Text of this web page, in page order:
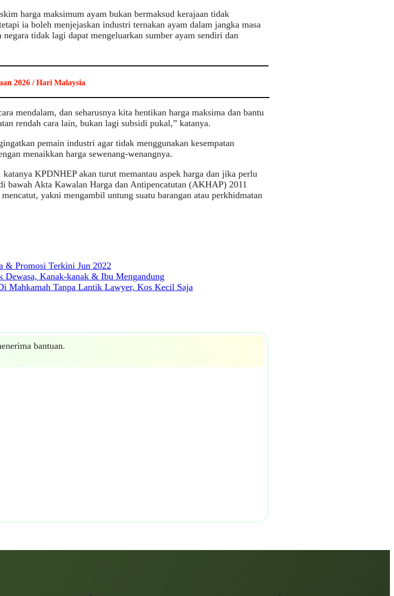
harga maksimum ayam bukan bermaksud kerajaan tidak
ia boleh menjejaskan industri ternakan ayam dalam jangka masa
negara tidak lagi dapat mengeluarkan sumber ayam sendiri dan
2026 / Hari Malaysia
mendalam, dan seharusnya kita hentikan harga maksima dan bantu
rendah cara lain, bukan lagi subsidi pukal,” katanya.
pemain industri agar tidak menggunakan kesempatan
menaikkan harga sewenang-wenangnya.
KPDNHEP akan turut memantau aspek harga dan jika perlu
bawah Akta Kawalan Harga dan Antipencatutan (AKHAP) 2011
yakni mengambil untung suatu barangan atau perkhidmatan
& Promosi Terkini Jun 2022
Kanak-kanak & Ibu Mengandung
Mahkamah Tanpa Lantik Lawyer, Kos Kecil Saja
bantuan.